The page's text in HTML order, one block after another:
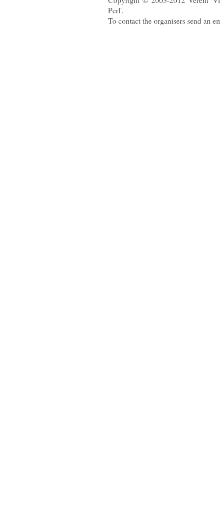
Perl'.
To contact the organisers send an